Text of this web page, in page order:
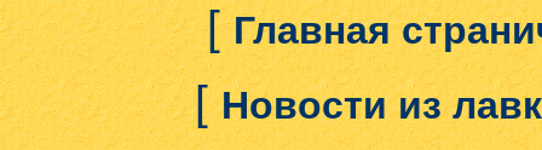
[Главная
[Новости из